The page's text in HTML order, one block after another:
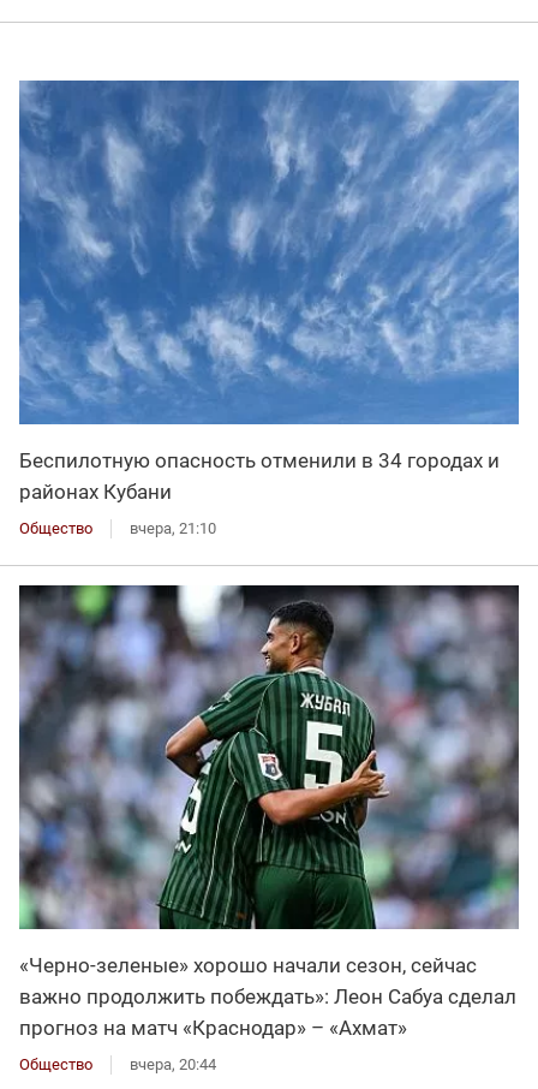
Беспилотную опасность отменили в 34 городах и
районах Кубани
Общество вчера, 21:10
«Черно-зеленые» хорошо начали сезон, сейчас
важно продолжить побеждать»: Леон Сабуа сделал
прогноз на матч «Краснодар» – «Ахмат»
Общество вчера, 20:44